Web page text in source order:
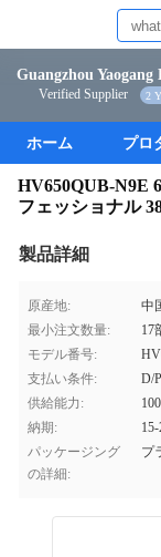
Guangzhou
Verified Supplier 2
ホーム プロ
HV650QUB-N9E
フェッショナル
製品詳細
原産地:
中
最小注文数量:
17
モデル番号:
支払い条件:
D/
供給能力:
納期:
パッケージング
の詳細:
プ